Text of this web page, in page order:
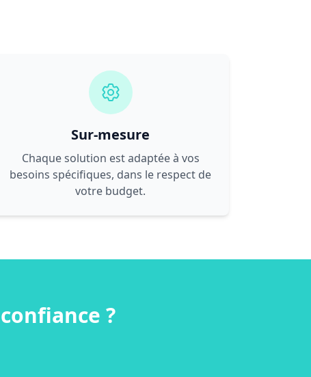
Sur-mesure
Chaque solution est adaptée à vos
besoins spécifiques, dans le respect de
votre budget.
?